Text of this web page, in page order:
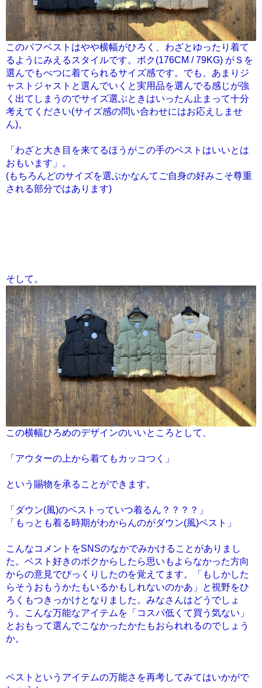
このパフベストはやや横幅がひろく、わざとゆったり着て
るようにみえるスタイルです。ボク(176CM / 79KG) がＳを
選んでもべつに着てられるサイズ感です。でも、あまりジ
ャストジャストと選んでいくと実用品を選んでる感じが強
く出てしまうのでサイズ選ぶときはいったん止まって十分
考えてください(サイズ感の問い合わせにはお応えしませ
ん)。
「わざと大き目を来てるほうがこの手のベストはいいとは
おもいます」。
(もちろんどのサイズを選ぶかなんてご自身の好みこそ尊重
される部分ではあります)
そして。
この横幅ひろめのデザインのいいところとして、
「アウターの上から着てもカッコつく」
という賜物を承ることができます。
「ダウン(風)のベストっていつ着るん？？？？」
「もっとも着る時期がわからんのがダウン(風)ベスト」
こんなコメントをSNSのなかでみかけることがありまし
た。ベスト好きのボクからしたら思いもよらなかった方向
からの意見でびっくりしたのを覚えてます。「もしかした
らそうおもうかたもいるかもしれないのかあ」と視野をひ
ろくもつきっかけとなりました。みなさんはどうでしょ
う。こんな万能なアイテムを「コスパ低くて買う気ない」
とおもって選んでこなかったかたもおられれるのでしょう
か。
ベストというアイテムの万能さを再考してみてはいかがで